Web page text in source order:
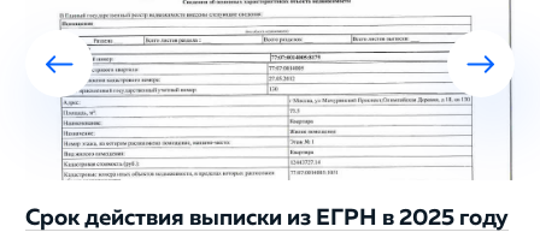
Срок действия выписки из ЕГРН в 2025 году